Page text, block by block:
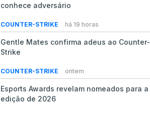
conhece adversário
COUNTER-STRIKE há 19 horas
Gentle Mates confirma adeus ao Counter-
Strike
COUNTER-STRIKE ontem
Esports Awards revelam nomeados para a
edição de 2026